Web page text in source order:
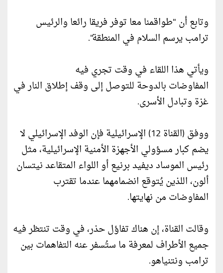
وتابع أن "طواقمنا معا توفر فريقا رائعا والرئيس
ترامب يرسم السلام في المنطقة".
ويأتي هذا اللقاء في وقت تجري فيه
المفاوضات بالدوحة للتوصل إلى وقف إطلاق النار في
غزة وتبادل الأسرى.
ووفق (القناة 12) الإسرائيلية فإن الوفد الإسرائيلي لا
يضم كبار مسؤولي الأجهزة الأمنية الإسرائيلية، مثل
رئيس الموساد ديفيد برنيع أو اللواء المتقاعد نيتسان
ألون، اللذين يُتوقع انضمامهما عندما تقترب
المفاوضات من نهايتها.
وقالت القناة، إن هناك تفاؤل حذر، في وقت تنتظر فيه
جميع الأطراف لمعرفة ما ستُسفر عنه التفاهمات بين
ترامب ونتنياهو.